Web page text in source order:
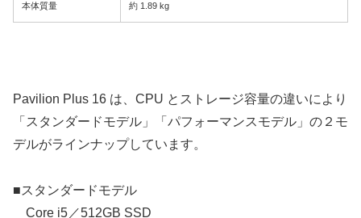
本体質量 約 1.89 kg
Pavilion Plus 16 は、CPU とストレージ容量の違いにより
「スタンダードモデル」「パフォーマンスモデル」の２モ
デルがラインナップしています。
■スタンダードモデル
Core i5／512GB SSD